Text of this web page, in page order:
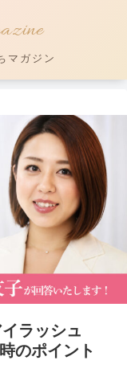
マガジン
ラッシュ
のポイント